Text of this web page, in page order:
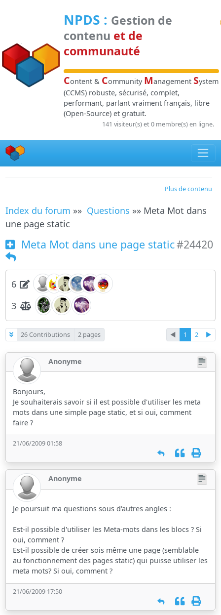
NPDS : Gestion de
contenu et de
communauté
Content & Community Management System
(CCMS) robuste, sécurisé, complet,
performant, parlant vraiment français, libre
(Open-Source) et gratuit.
141 visiteur(s) et 0 membre(s) en ligne.
Plus de contenu
Index du forum »» Questions »» Meta Mot dans
une page static
Meta Mot dans une page static#24420
6
3
26 Contributions 2 pages ◄ 1 2 ►
Anonyme
Bonjours,
Je souhaiterais savoir si il est possible d'utiliser les meta
mots dans une simple page static, et si oui, comment
faire ?
21/06/2009 01:58
Anonyme
Je poursuit ma questions sous d'autres angles :
Est-il possible d'utiliser les Meta-mots dans les blocs ? Si
oui, comment ?
Est-il possible de créer sois même une page (semblable
au fonctionnement des pages static) qui puisse utiliser les
meta mots? Si oui, comment ?
21/06/2009 17:50